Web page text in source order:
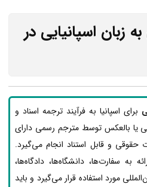
زبان اسپانیایی در
برای اسپانیا به فرآیند ترجمه اسناد و
یا بالعکس توسط مترجم رسمی دارای
و قابل استناد انجام می‌گیرد.
به سفارت‌ها، دانشگاه‌ها، دادگاه‌ها،
مورد استفاده قرار می‌گیرد و باید